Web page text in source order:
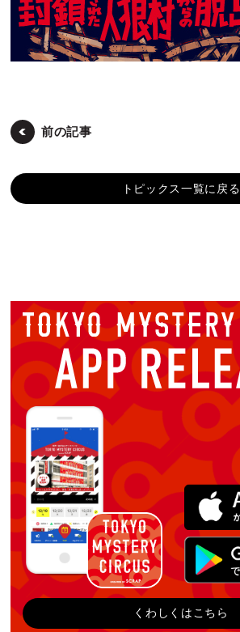
前の記事
トピックス一覧に戻る
くわしくはこちら